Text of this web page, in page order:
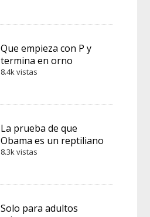
Que empieza con P y
termina en orno
8.4k vistas
La prueba de que
Obama es un reptiliano
8.3k vistas
Solo para adultos